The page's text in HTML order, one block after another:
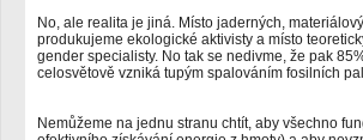
No, ale realita je jiná. Místo jaderných,
produkujeme ekologické aktivisty a místo
gender specialisty. No tak se nedivme, že pak
celosvětově vzniká tupým spalováním fosilních
Nemůžeme na jednu stranu chtít, aby všechno